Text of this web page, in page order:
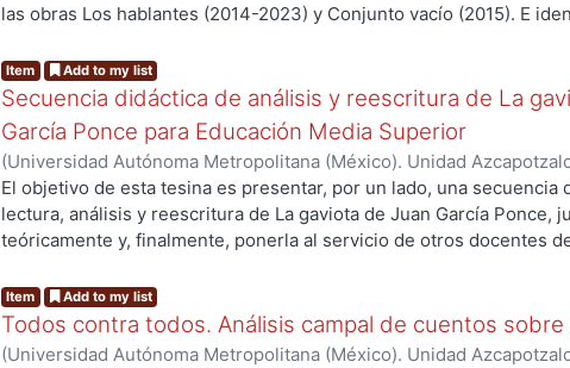
las obras Los hablantes (2014-2023) y Conjunto vacío (2015). E
arte inespecífico de Florencia Garramuño, pues se postula que
frutos impropios.
Item Add to my list
Secuencia didáctica de análisis y reescritura de La
García Ponce para Educación Media Superior
(Universidad Autónoma Metropolitana (México). Unidad
Bravo Varela, Julia
El objetivo de esta tesina es presentar, por un lado, una secuencia
lectura, análisis y reescritura de La gaviota de Juan García Ponce,
teóricamente y, finalmente, ponerla al servicio de otros docentes
por ejemplo: establecer diálogos críticos con textos literarios,
estudiantes a la literatura mexicana, interpretar el mundo narrado
su contexto concreto o promover la escritura creativa en el aula.
Item Add to my list
Todos contra todos. Análisis campal de cuentos sobre
(Universidad Autónoma Metropolitana (México). Unidad